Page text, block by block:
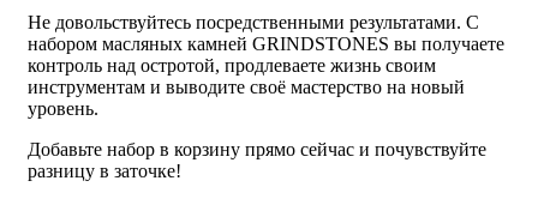
Не довольствуйтесь посредственными результатами. С
набором масляных камней GRINDSTONES вы получаете
контроль над остротой, продлеваете жизнь своим
инструментам и выводите своё мастерство на новый
уровень.
Добавьте набор в корзину прямо сейчас и почувствуйте
разницу в заточке!